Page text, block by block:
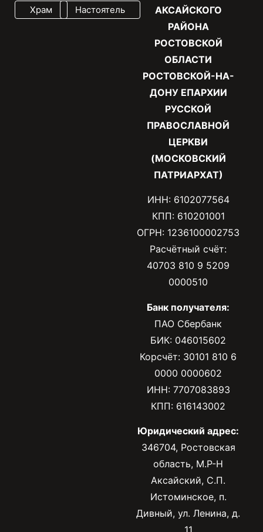
АКСАЙСКОГО
РАЙОНА
РОСТОВСКОЙ
ОБЛАСТИ
РОСТОВСКОЙ-НА-
ДОНУ ЕПАРХИИ
РУССКОЙ
ПРАВОСЛАВНОЙ
ЦЕРКВИ
(МОСКОВСКИЙ
ПАТРИАРХАТ)
ИНН: 6102077564
КПП: 610201001
ОГРН: 1236100002753
Расчётный счёт:
40703 810 9 5209
0000510
Банк получателя:
ПАО Сбербанк
БИК: 046015602
Корсчёт: 30101 810 6
0000 0000602
ИНН: 7707083893
КПП: 616143002
Юридический адрес:
346704, Ростовская
область, М.Р-Н
Аксайский, С.П.
Истоминское, п.
Дивный, ул. Ленина, д.
Храм Настоятель